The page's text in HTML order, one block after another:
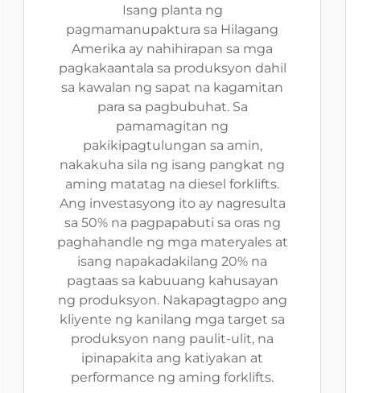
Isang planta ng
pagmamanupaktura sa Hilagang
Amerika ay nahihirapan sa mga
pagkakaantala sa produksyon dahil
sa kawalan ng sapat na kagamitan
para sa pagbubuhat. Sa
pamamagitan ng
pakikipagtulungan sa amin,
nakakuha sila ng isang pangkat ng
aming matatag na diesel forklifts.
Ang investasyong ito ay nagresulta
sa 50% na pagpapabuti sa oras ng
paghahandle ng mga materyales at
isang napakadakilang 20% na
pagtaas sa kabuuang kahusayan
ng produksyon. Nakapagtagpo ang
kliyente ng kanilang mga target sa
produksyon nang paulit-ulit, na
ipinapakita ang katiyakan at
performance ng aming forklifts.